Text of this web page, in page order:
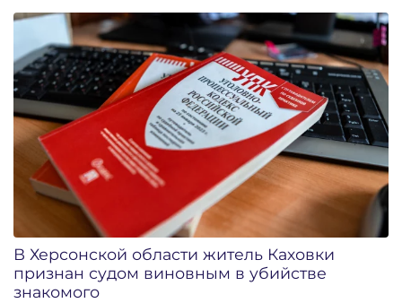
В Херсонской области житель Каховки
признан судом виновным в убийстве
знакомого